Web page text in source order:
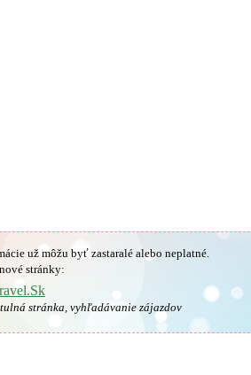
už môžu byť zastaralé alebo neplatné.
stránky:
stránka, vyhľadávanie zájazdov